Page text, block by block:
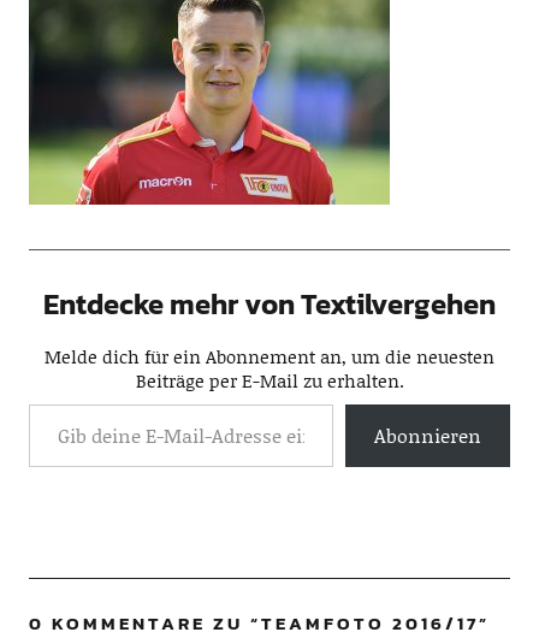
Entdecke mehr von Textilvergehen
Melde dich für ein Abonnement an, um die neuesten
Beiträge per E-Mail zu erhalten.
Abonnieren
0 KOMMENTARE ZU “TEAMFOTO 2016/17”